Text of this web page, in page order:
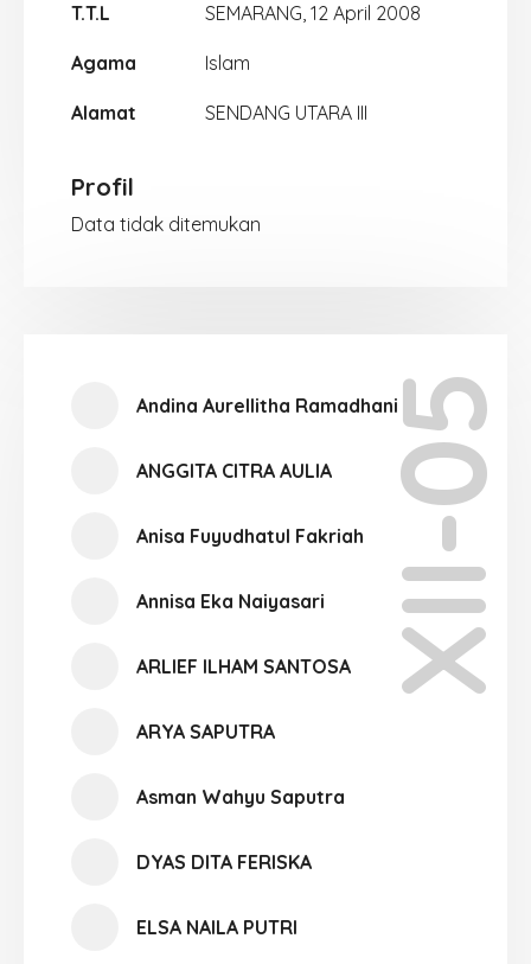
T.T.L SEMARANG, 12 April 2008
Agama Islam
Alamat SENDANG UTARA III
Profil
Data tidak ditemukan
XII-05
Andina Aurellitha Ramadhani
ANGGITA CITRA AULIA
Anisa Fuyudhatul Fakriah
Annisa Eka Naiyasari
ARLIEF ILHAM SANTOSA
ARYA SAPUTRA
Asman Wahyu Saputra
DYAS DITA FERISKA
ELSA NAILA PUTRI